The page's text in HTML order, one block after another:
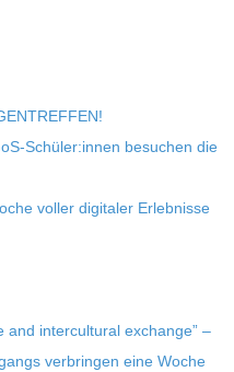
Schüler:innen besu­chen die
vol­ler digi­ta­ler Erleb­nisse
and inter­cul­tu­ral exch­ange” –
ver­brin­gen eine Woche